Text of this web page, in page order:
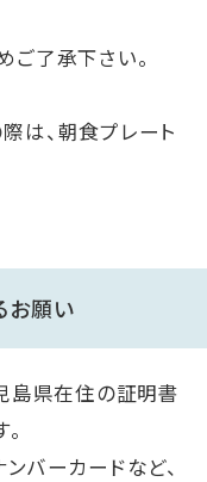
了承下さい。
は、朝食プレート
お願い
島県在住の証明書
バーカードなど、